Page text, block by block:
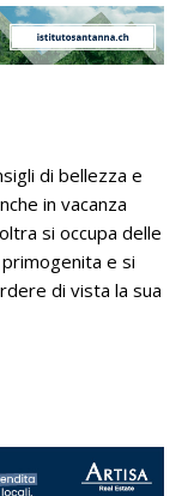
di bellezza e
in vacanza
si occupa delle
e si
di vista la sua